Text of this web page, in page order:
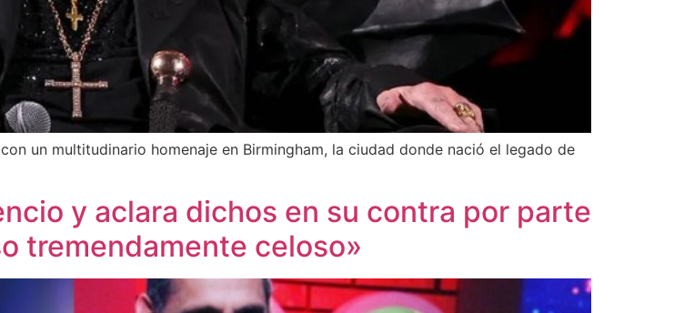
un multitudinario homenaje en Birmingham, la ciudad donde nació el legado de
y aclara dichos en su contra por parte
tremendamente celoso»